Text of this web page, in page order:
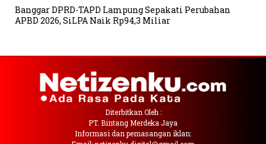
Banggar DPRD-TAPD Lampung Sepakati Perubahan
APBD 2026, SiLPA Naik Rp94,3 Miliar
Diterbitkan Oleh :
PT. Bintang Merdeka Jaya
Informasi dan pemasangan iklan: